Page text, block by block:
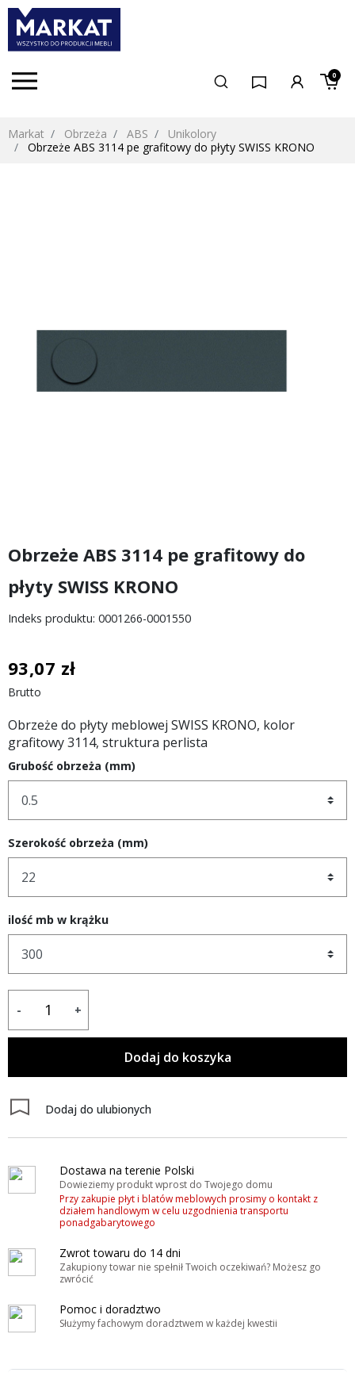
0
Markat Obrzeża ABS
Unikolory
Obrzeże ABS 3114 pe grafitowy do płyty SWISS KRONO
Obrzeże ABS 3114 pe grafitowy do
płyty SWISS KRONO
Indeks produktu: 0001266-0001550
93,07 zł
Brutto
Obrzeże do płyty meblowej SWISS KRONO, kolor
grafitowy 3114, struktura perlista
Grubość obrzeża (mm)
Szerokość obrzeża (mm)
ilość mb w krążku
- +
Dodaj do koszyka
Dodaj do ulubionych
Dostawa na terenie Polski
Dowieziemy produkt wprost do Twojego domu
Przy zakupie płyt i blatów meblowych prosimy o kontakt z
działem handlowym w celu uzgodnienia transportu
ponadgabarytowego
Zwrot towaru do 14 dni
Zakupiony towar nie spełnił Twoich oczekiwań? Możesz go
zwrócić
Pomoc i doradztwo
Służymy fachowym doradztwem w każdej kwestii